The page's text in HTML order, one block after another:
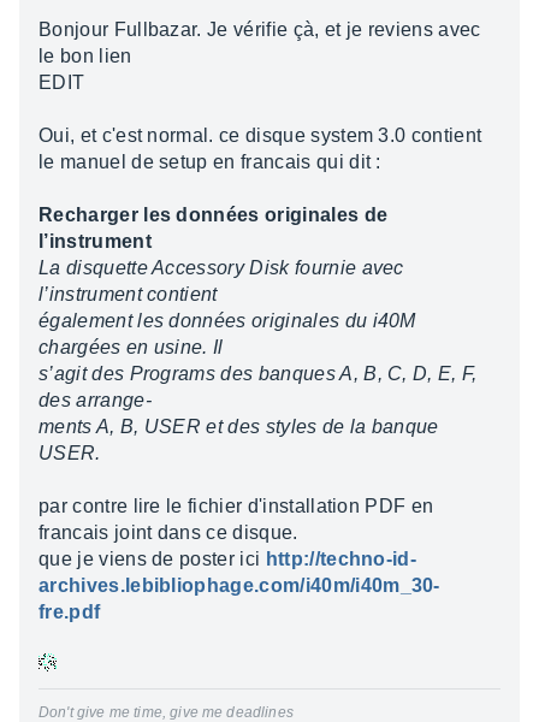
Bonjour Fullbazar. Je vérifie çà, et je reviens avec
le bon lien
EDIT
Oui, et c'est normal. ce disque system 3.0 contient
le manuel de setup en francais qui dit :
Recharger les données originales de
l’instrument
La disquette Accessory Disk fournie avec
l’instrument contient
également les données originales du i40M
chargées en usine. Il
s’agit des Programs des banques A, B, C, D, E, F,
des arrange-
ments A, B, USER et des styles de la banque
USER.
par contre lire le fichier d'installation PDF en
francais joint dans ce disque.
que je viens de poster ici http://techno-id-
archives.lebibliophage.com/i40m/i40m_30-
fre.pdf
Don't give me time, give me deadlines